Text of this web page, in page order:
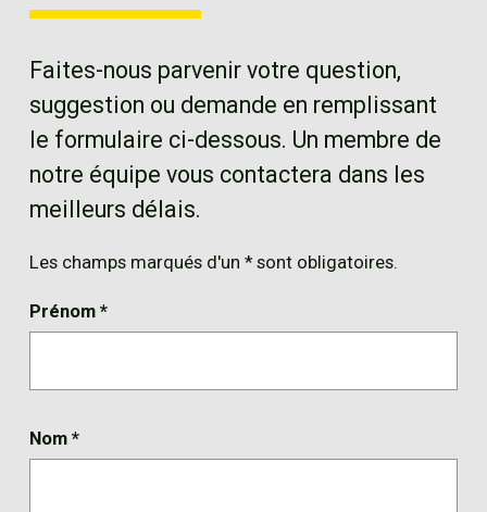
Faites-nous parvenir votre question,
suggestion ou demande en remplissant
le formulaire ci-dessous. Un membre de
notre équipe vous contactera dans les
meilleurs délais.
Les champs marqués d'un * sont obligatoires.
Prénom *
Nom *